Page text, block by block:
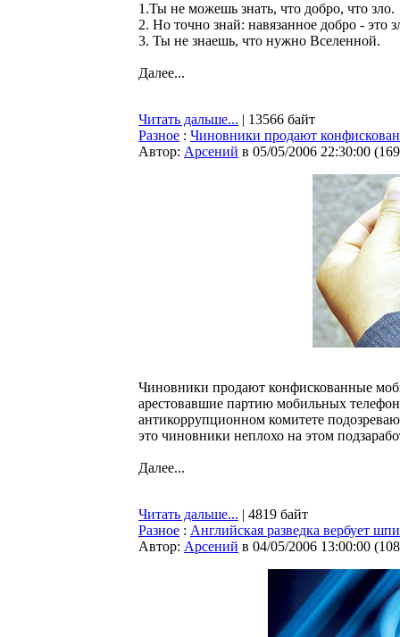
1.Ты не можешь знать, что добро, что зло.
2. Но точно знай: навязанное добро - это
3. Ты не знаешь, что нужно Вселенной.
Далее...
Читать дальше... | 13566 байт
Разное : Чиновники продают
Автор: Арсений в 05/05/2006 22:30:00 (
Чиновники продают конфискованные
арестовавшие партию мобильных
антикоррупционном комитете
это чиновники неплохо на этом
Далее...
Читать дальше... | 4819 байт
Разное : Английская разведка вербует
Автор: Арсений в 04/05/2006 13:00:00 (